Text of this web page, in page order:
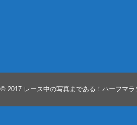
© 2017 レース中の写真まである！ハーフマ